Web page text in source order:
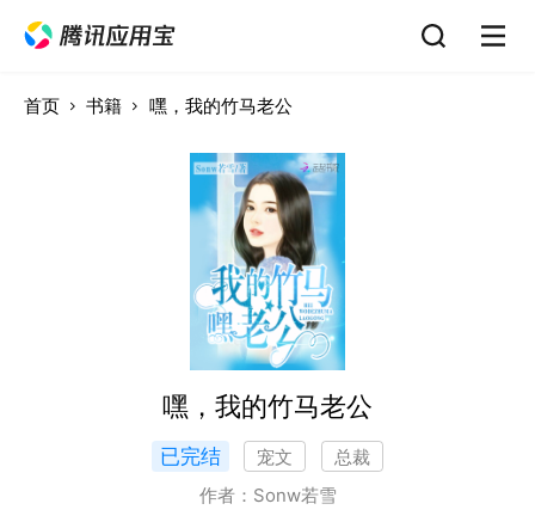
首页 书籍 嘿，我的竹马老公
嘿，我的竹马老公
已完结 宠文
总裁
作者： Sonw若雪